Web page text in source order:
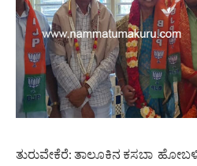
ತುರುವೇಕೆರೆ: ತಾಲೂಕಿನ ಕಸಬಾ